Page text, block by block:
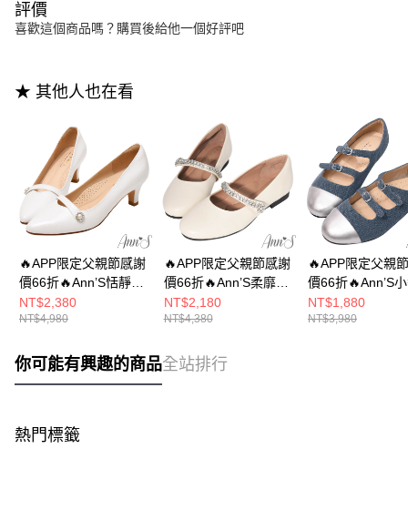
評價
喜歡這個商品嗎？購買後給他一個好評吧
★ 其他人也在看
🔥APP限定父親節感謝
價66折🔥Ann’S恬靜美
姿-珠光羊皮鑽石扣瑪
莉珍低跟包鞋5.5cm-白
NT$2,380
NT$4,980
🔥APP限定父親節感謝
價66折🔥Ann’S柔靡千
金-小羊皮真皮腳背鑽
鍊瑪莉珍平底娃娃鞋
NT$2,180
NT$4,380
🔥APP限定父親
價66折🔥Ann’S
牛仔單寧鑽石釦
莉珍圓頭平底娃
NT$1,880
NT$3,980
你可能有興趣的商品全站排行
熱門標籤